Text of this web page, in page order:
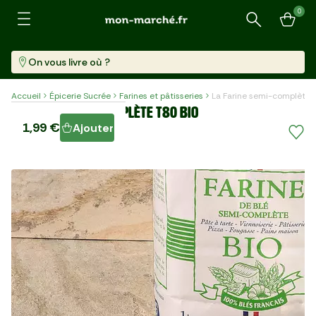
Recherche
0
On vous livre où ?
Accueil Épicerie Sucrée Farines et pâtisseries La Farine semi-complète
La Farine semi-complète T80 BIO
1,99 € Ajouter